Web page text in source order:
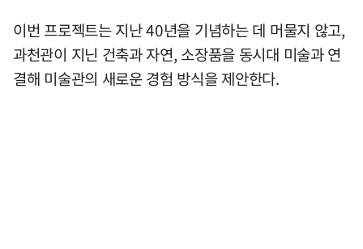
이번 프로젝트는 지난 40년을 기념하는 데 머물지 않고,
과천관이 지닌 건축과 자연, 소장품을 동시대 미술과 연
결해 미술관의 새로운 경험 방식을 제안한다.